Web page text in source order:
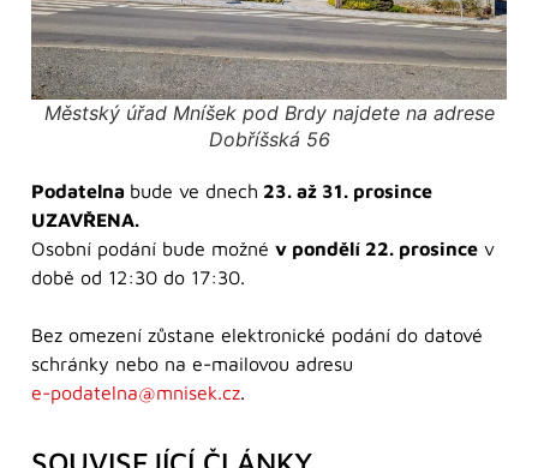
Městský úřad Mníšek pod Brdy najdete na adrese
Dobříšská 56
Podatelna bude ve dnech 23. až 31. prosince
UZAVŘENA.
Osobní podání bude možné v pondělí 22. prosince v
době od 12:30 do 17:30.
Bez omezení zůstane elektronické podání do datové
schránky nebo na e-mailovou adresu
e-podatelna@mnisek.cz.